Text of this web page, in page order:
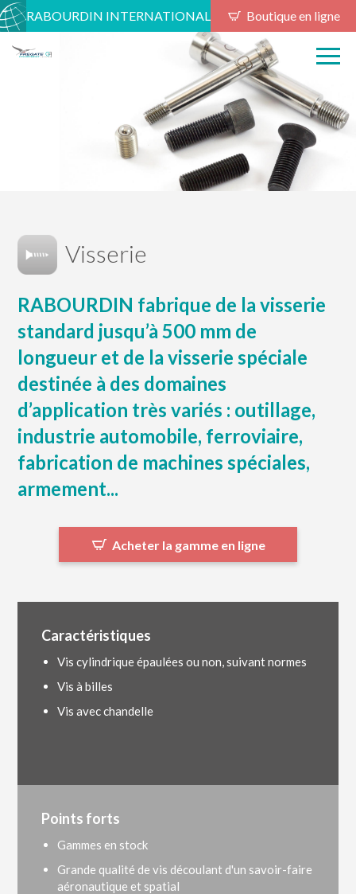
Boutique en ligne
RABOURDIN INTERNATIONAL
Visserie
RABOURDIN fabrique de la visserie
standard jusqu’à 500 mm de
longueur et de la visserie spéciale
destinée à des domaines
d’application très variés : outillage,
industrie automobile, ferroviaire,
fabrication de machines spéciales,
armement...
Acheter la gamme en ligne
Caractéristiques
Vis cylindrique épaulées ou non, suivant normes
Vis à billes
Vis avec chandelle
Points forts
Gammes en stock
Grande qualité de vis découlant d'un savoir-faire
aéronautique et spatial